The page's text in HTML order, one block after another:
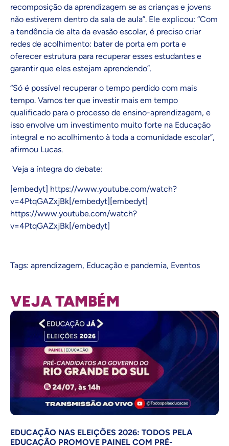
recomposição da aprendizagem se as crianças e jovens
não estiverem dentro da sala de aula”. Ele explicou: “Com
a tendência de alta da evasão escolar, é preciso criar
redes de acolhimento: bater de porta em porta e
oferecer estrutura para recuperar esses estudantes e
garantir que eles estejam aprendendo”.
“Só é possível recuperar o tempo perdido com mais
tempo. Vamos ter que investir mais em tempo
qualificado para o processo de ensino-aprendizagem, e
isso envolve um investimento muito forte na Educação
integral e no acolhimento à toda a comunidade escolar”,
afirmou Lucas.
Veja a íntegra do debate:
[embedyt] https://www.youtube.com/watch?
v=4PtqGAZxjBk[/embedyt][embedyt]
https://www.youtube.com/watch?
v=4PtqGAZxjBk[/embedyt]
Tags: aprendizagem, Educação e pandemia, Eventos
VEJA TAMBÉM
EDUCAÇÃO NAS ELEIÇÕES 2026: TODOS PELA
EDUCAÇÃO PROMOVE PAINEL COM PRÉ-